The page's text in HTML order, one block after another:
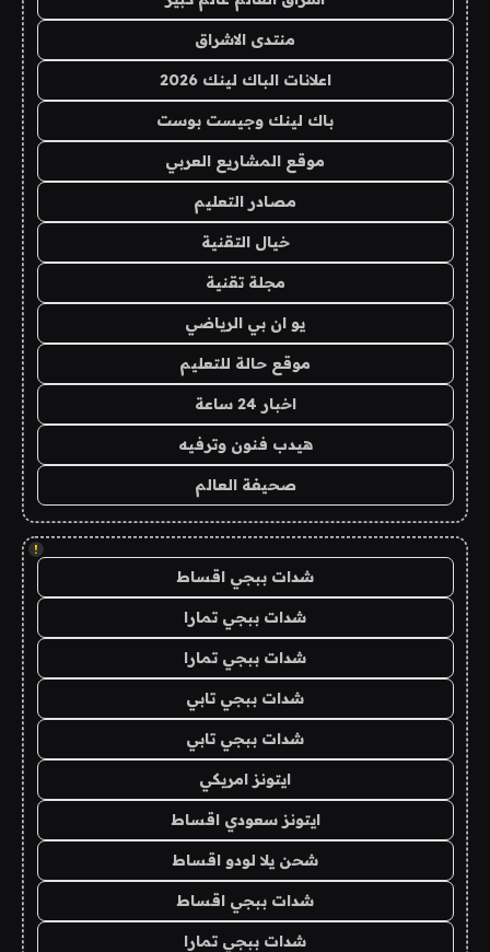
منتدى الاشراق
اعلانات الباك لينك 2026
باك لينك وجيست بوست
موقع المشاريع العربي
مصادر التعليم
خيال التقنية
مجلة تقنية
يو ان بي الرياضي
موقع حالة للتعليم
اخبار 24 ساعة
هيدب فنون وترفيه
صحيفة العالم
!
شدات ببجي اقساط
شدات ببجي تمارا
شدات ببجي تمارا
شدات ببجي تابي
شدات ببجي تابي
ايتونز امريكي
ايتونز سعودي اقساط
شحن يلا لودو اقساط
شدات ببجي اقساط
شدات ببجي تمارا